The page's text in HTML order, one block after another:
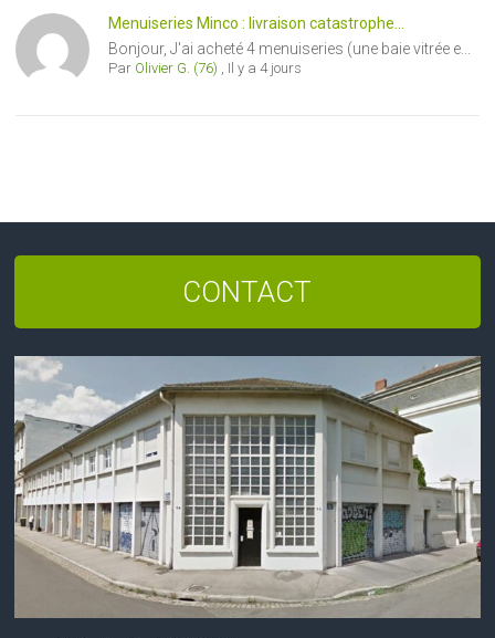
Menuiseries Minco : livraison catastrophe...
Bonjour, J'ai acheté 4 menuiseries (une baie vitrée e...
Par Olivier G. (76) Il y a 4 jours
CONTACT